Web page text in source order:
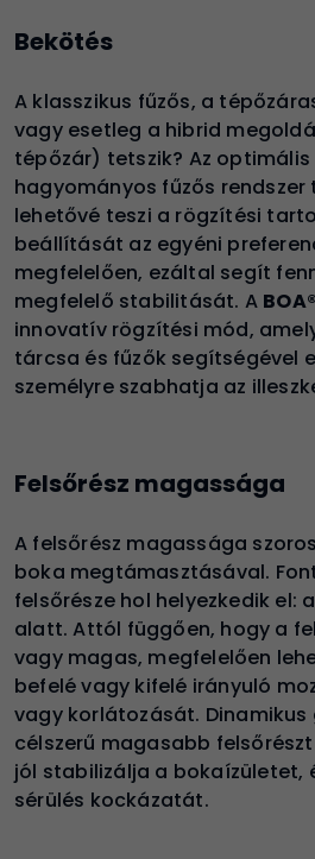
Bekötés
A klasszikus fűzős, a
vagy esetleg a hibrid
tépőzár) tetszik? Az
hagyományos fűzős rendszer
lehetővé teszi a rögzítési
beállítását az egyéni
megfelelően, ezáltal segít
megfelelő stabilitását. A
innovatív rögzítési mód,
tárcsa és fűzők segítségével
személyre szabhatja az
Felsőrész magassága
A felsőrész magassága
boka megtámasztásával.
felsőrésze hol helyezkedik el:
alatt. Attól függően, hogy a
vagy magas, megfelelően
befelé vagy kifelé irányuló
vagy korlátozását.
célszerű magasabb
jól stabilizálja a bokaízületet,
sérülés kockázatát.